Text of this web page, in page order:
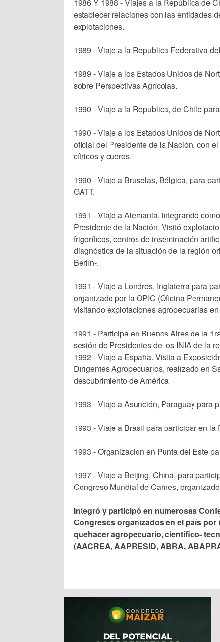
1986 Y 1988 - Viajes a la República de
establecer relaciones con las entidades
explotaciones.
1989 - Viaje a la Republica Federativa
1989 - Viaje a los Estados Unidos de
sobre Perspectivas Agrícolas.
1990 - Viaje a la Republica, de Chile
1990 - Viaje a los Estados Unidos de
oficial del Presidente de la Nación, con
cítricos y cueros.
1990 - Viaje a Bruselas, Bélgica, para
GATT.
1991 - Viaje a Alemania, integrando
Presidente de la Nación. Visitó
frigoríficos, centros de inseminación
diagnóstica de la situación de la región
Berlín-.
1991 - Viaje a Londres, Inglaterra para
organizado por la OPIC (Oficina
visitando explotaciones agropecuarias
1991 - Participa en Buenos Aires de la
sesión de Presidentes de los INIA de la
1992 - Viaje a España. Visita a
Dirigentes Agropecuarios, realizado en
descubrimiento de América
1993 - Viaje a Asunción, Paraguay para
1993 - Viaje a Brasil para participar en
1993 - Organización en Punta del Este
1997 - Viaje a Beijing, China, para
Congreso Mundial de Carnes,
Integró y participó en numerosas
Congresos organizados en el país
quehacer agropecuario, científico-
(AACREA, AAPRESID, ABRA,